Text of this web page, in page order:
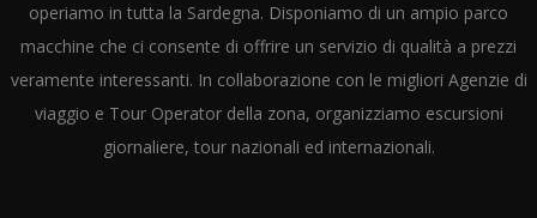
operiamo in tutta la Sardegna. Disponiamo di un ampio parco
macchine che ci consente di offrire un servizio di qualità a prezzi
veramente interessanti. In collaborazione con le migliori Agenzie di
viaggio e Tour Operator della zona, organizziamo escursioni
giornaliere, tour nazionali ed internazionali.